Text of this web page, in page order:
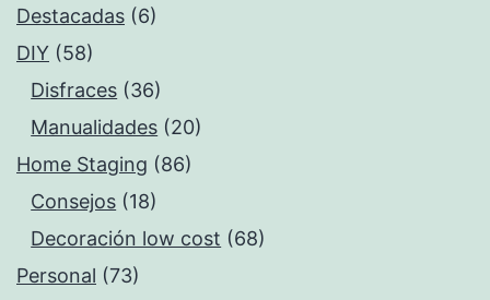
Destacadas (6)
DIY (58)
Disfraces (36)
Manualidades (20)
Home Staging (86)
Consejos (18)
Decoración low cost (68)
Personal (73)